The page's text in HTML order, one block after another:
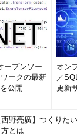
ープンソー
ークの最新
公開
オン
／
更新
西野亮廣】つくりた
方とは